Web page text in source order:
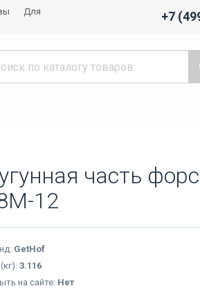
Для
+7
часть
12
GetHof
3.116
на сайте: Нет